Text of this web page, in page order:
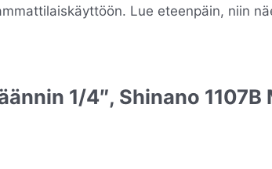
Lue eteenpäin, niin
1/4″, Shinano